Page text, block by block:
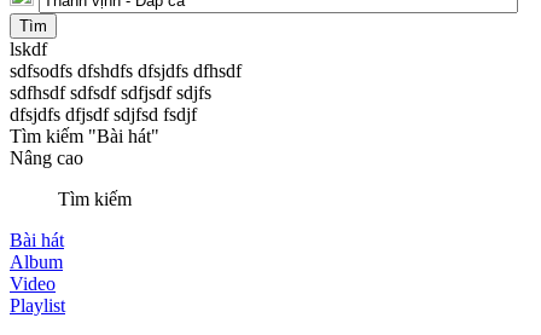
lskdf
sdfsodfs dfshdfs dfsjdfs dfhsdf
sdfhsdf sdfsdf sdfjsdf sdjfs
dfsjdfs dfjsdf sdjfsd fsdjf
Tìm kiếm "Bài hát"
Nâng cao
Tìm kiếm
Bài hát
Album
Video
Playlist